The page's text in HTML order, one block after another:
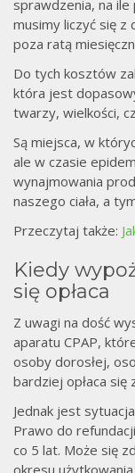
sprawdzenia, na
musimy liczyć się
poza ratą
Do tych kosztów
która jest
twarzy, wielkości,
Są miejsca, w
ale w czasie
wynajmowania
naszego ciała, a
Przeczytaj także:
Kiedy
się opłaca
Z uwagi na dość
aparatu CPAP,
osoby dorosłej,
bardziej opłaca się
Jednak jest
Prawo do
co 5 lat. Może się
okresu